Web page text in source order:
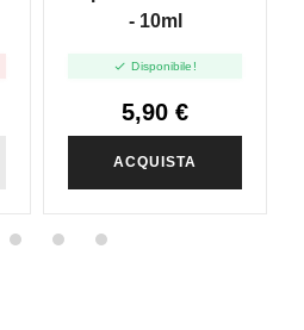
- 10ml
 Disponibile!
5,90 €
ACQUISTA